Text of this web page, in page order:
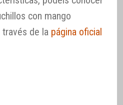
con mango
través de la página oficial